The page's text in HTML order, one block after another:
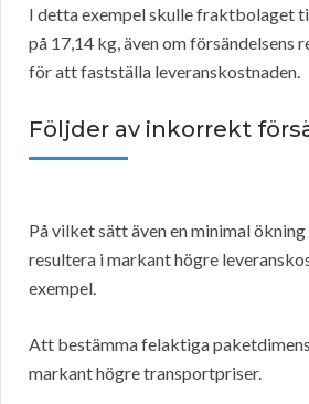
I detta exempel skulle fraktbolaget
på 17,14 kg, även om försändelsens
för att fastställa leveranskostnaden.
Följder av inkorrekt
På vilket sätt även en minimal
resultera i markant högre
exempel.
Att bestämma felaktiga
markant högre transportpriser.